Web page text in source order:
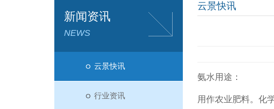
胺 | 四川成都漂白粉 四川成都次氯酸钠 四川成都纯碱 四川成都氯化铵
新闻资讯
NEWS
云景快讯
行业资讯
云景快讯
氨水用途：
用作农业肥料。化